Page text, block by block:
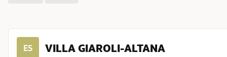
ES VILLA GIAROLI-ALTANA